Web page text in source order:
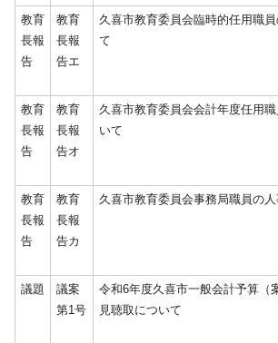
教育
長報
告
教育
長報
告エ
久喜市教育委員会臨時的任用職
て
教育
長報
告
教育
長報
告オ
久喜市教育委員会会計年度任用
いて
教育
長報
告
教育
長報
告カ
久喜市教育委員会事務局職員の
議題
議案
第1号
令和6年度久喜市一般会計予算（
見聴取について